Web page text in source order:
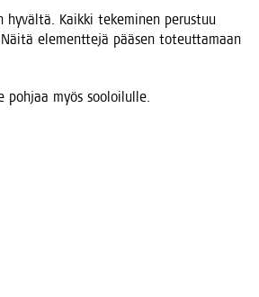
Kaik­ki teke­mi­nen perus­tuu
ele­ment­te­jä pää­sen toteut­ta­maan
myös sooloilulle.